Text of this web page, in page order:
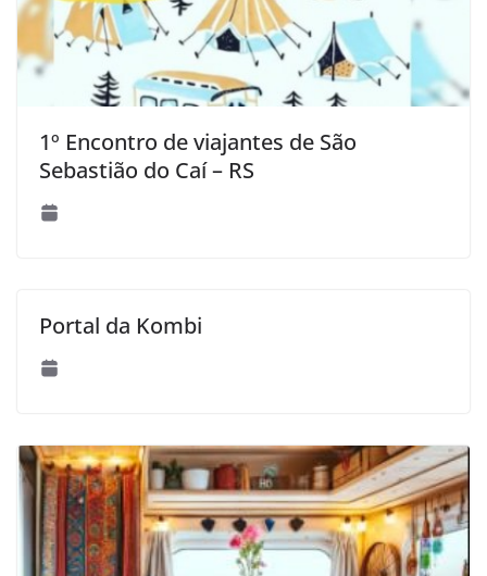
1º Encontro de viajantes de São
Sebastião do Caí – RS
Portal da Kombi